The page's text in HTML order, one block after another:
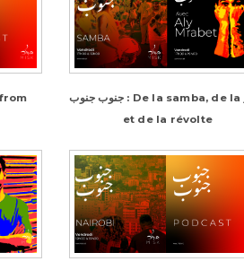
جنوب جنوب : De la samba, de la joie
et de la révolte